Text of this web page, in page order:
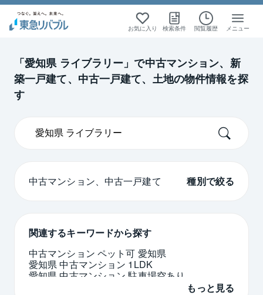
お気に入り 検索条件 閲覧履歴 メニュー
「愛知県 ライブラリー」で中古マンション、新
築一戸建て、中古一戸建て、土地の物件情報を探
す
中古マンション、中古一戸建て 種別で絞る
関連するキーワードから探す
中古マンション ペット可 愛知県
愛知県 中古マンション 1LDK
愛知県 中古マンション 駐車場空あり
もっと見る
絞り込み検索
愛知
絞り込み検索
中古マンション 中古一戸建て
絞り込み検索
愛知
絞り込み検索
中古マンション 中古一戸建て